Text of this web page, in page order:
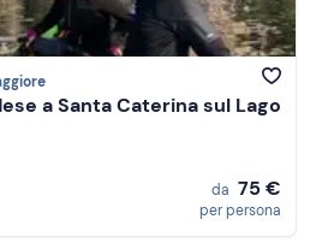
a Santa Caterina sul Lago
da 75 €
per persona